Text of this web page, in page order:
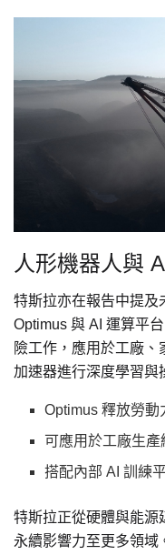
人形機器人與
特斯拉亦在報告中提及
Optimus 與 AI 運算平
險工作，應用於工廠、
加速器進行深度學習與
Optimus 釋放勞
可應用於工廠生
搭配內部 AI 訓練
特斯拉正從硬體與能源
永續影響力至更多領域